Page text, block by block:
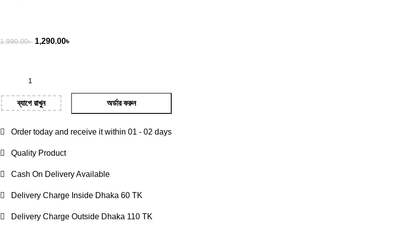
1,990.00৳ 1,290.00৳
ব্যাগে রাখুন অর্ডার করুন
Order today and receive it within 01 - 02 days
Quality Product
Cash On Delivery Available
Delivery Charge Inside Dhaka 60 TK
Delivery Charge Outside Dhaka 110 TK